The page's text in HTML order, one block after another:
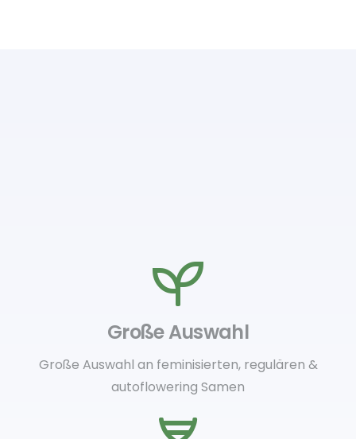
Große Auswahl
Große Auswahl an feminisierten, regulären &
autoflowering Samen